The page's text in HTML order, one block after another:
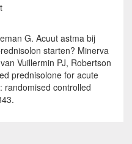
G. Acuut astma bij
starten? Minerva
Vuillermin PJ, Robertson
prednisolone for acute
randomised controlled